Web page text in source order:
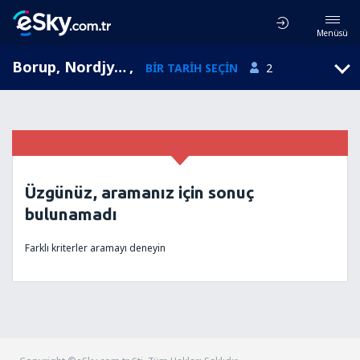
Menüsü
Borup, Nordjylland, Danimarka , BIR TARIH SEÇIN 2
Üzgünüz, aramanız için sonuç
bulunamadı
Farklı kriterler aramayı deneyin